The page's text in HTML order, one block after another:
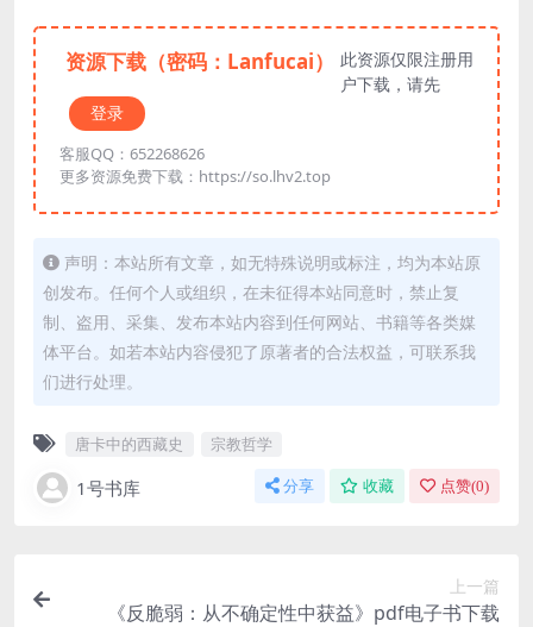
资源下载（密码：Lanfucai）
此资源仅限注册用
户下载，请先
登录
客服QQ：652268626
更多资源免费下载：https://so.lhv2.top
声明：本站所有文章，如无特殊说明或标注，均为本站原
创发布。任何个人或组织，在未征得本站同意时，禁止复
制、盗用、采集、发布本站内容到任何网站、书籍等各类媒
体平台。如若本站内容侵犯了原著者的合法权益，可联系我
们进行处理。
唐卡中的西藏史 宗教哲学
1号书库 分享 收藏 点赞(0)
上一篇
《反脆弱：从不确定性中获益》pdf电子书下载